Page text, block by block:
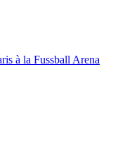
à la Fussball Arena